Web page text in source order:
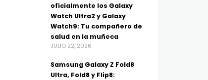
oficialmente los Galaxy
Watch Ultra2 y Galaxy
Watch9: Tu compañero de
salud en la muñeca
JULIO 22, 2026
Samsung Galaxy Z Fold8
Ultra, Fold8 y Flip8: